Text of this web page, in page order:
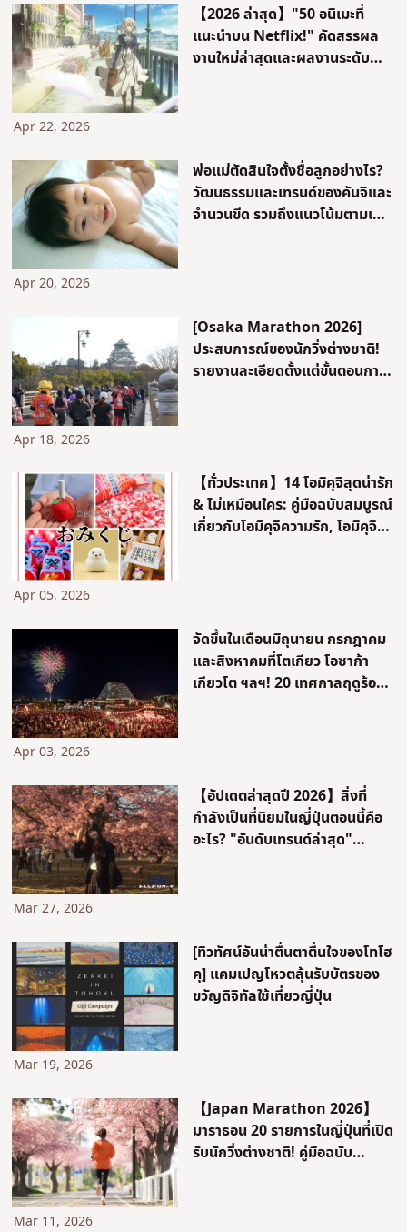
【2026 ล่าสุด】"50 อนิเมะที่
แนะนำบน Netflix!" คัดสรรผล
งานใหม่ล่าสุดและผลงานระดับ
Apr 22, 2026
พ่อแม่ตัดสินใจตั้งชื่อลูกอย่างไร?
วัฒนธรรมและเทรนด์ของคันจิและ
จำนวนขีด รวมถึงแนวโน้มตามเพศ
Apr 20, 2026
[Osaka Marathon 2026]
ประสบการณ์ของนักวิ่งต่างชาติ!
รายงานละเอียดตั้งแต่ขั้นตอนการ
Apr 18, 2026
【ทั่วประเทศ】14 โอมิคุจิสุดน่ารัก
& ไม่เหมือนใคร: คู่มือฉบับสมบูรณ์
เกี่ยวกับโอมิคุจิความรัก, โอมิคุจิ
Apr 05, 2026
จัดขึ้นในเดือนมิถุนายน กรกฎาคม
และสิงหาคมที่โตเกียว โอซาก้า
เกียวโต ฯลฯ! 20 เทศกาลฤดูร้อน
Apr 03, 2026
【อัปเดตล่าสุดปี 2026】สิ่งที่
กำลังเป็นที่นิยมในญี่ปุ่นตอนนี้คือ
อะไร? "อันดับเทรนด์ล่าสุด"
Mar 27, 2026
[ทิวทัศน์อันน่าตื่นตาตื่นใจของโทโฮ
คุ] แคมเปญโหวตลุ้นรับบัตรของ
ขวัญดิจิทัลใช้เที่ยวญี่ปุ่น
Mar 19, 2026
【Japan Marathon 2026】
มาราธอน 20 รายการในญี่ปุ่นที่เปิด
รับนักวิ่งต่างชาติ! คู่มือฉบับ
Mar 11, 2026